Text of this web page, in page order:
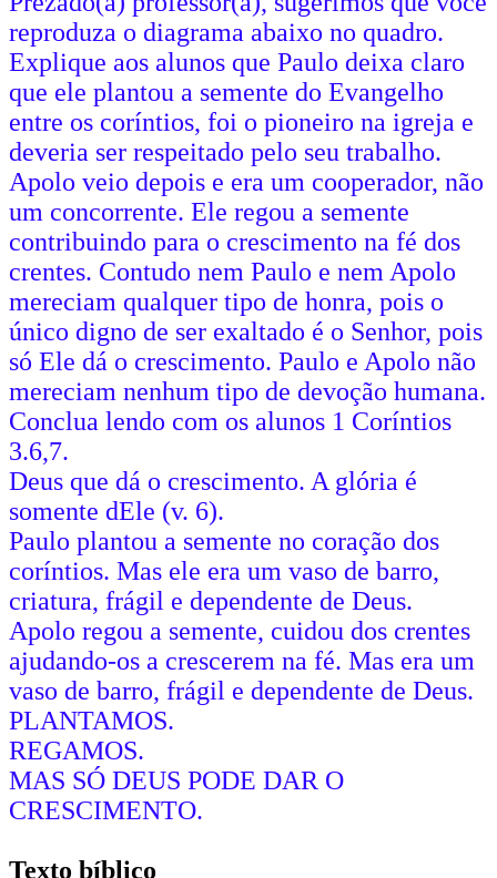
reproduza o diagrama abaixo no quadro.
Explique aos alunos que Paulo deixa claro
que ele plantou a semente do Evangelho
entre os coríntios, foi o pioneiro na igreja e
deveria ser respeitado pelo seu trabalho.
Apolo veio depois e era um cooperador, não
um concorrente. Ele regou a semente
contribuindo para o crescimento na fé dos
crentes. Contudo nem Paulo e nem Apolo
mereciam qualquer tipo de honra, pois o
único digno de ser exaltado é o Senhor, pois
só Ele dá o crescimento. Paulo e Apolo não
mereciam nenhum tipo de devoção humana.
Conclua lendo com os alunos 1 Coríntios
3.6,7.
Deus que dá o crescimento. A glória é
somente dEle (v. 6).
Paulo plantou a semente no coração dos
coríntios. Mas ele era um vaso de barro,
criatura, frágil e dependente de Deus.
Apolo regou a semente, cuidou dos crentes
ajudando-os a crescerem na fé. Mas era um
vaso de barro, frágil e dependente de Deus.
PLANTAMOS.
REGAMOS.
MAS SÓ DEUS PODE DAR O
CRESCIMENTO.
Texto bíblico